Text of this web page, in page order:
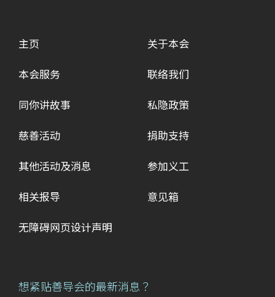
主页
本会服务
同你讲故事
慈善活动
其他活动及消息
相关报导
关于本会
联络我们
私隐政策
捐助支持
参加义工
意见箱
无障碍网页设计声明
想紧贴善导会的最新消息？